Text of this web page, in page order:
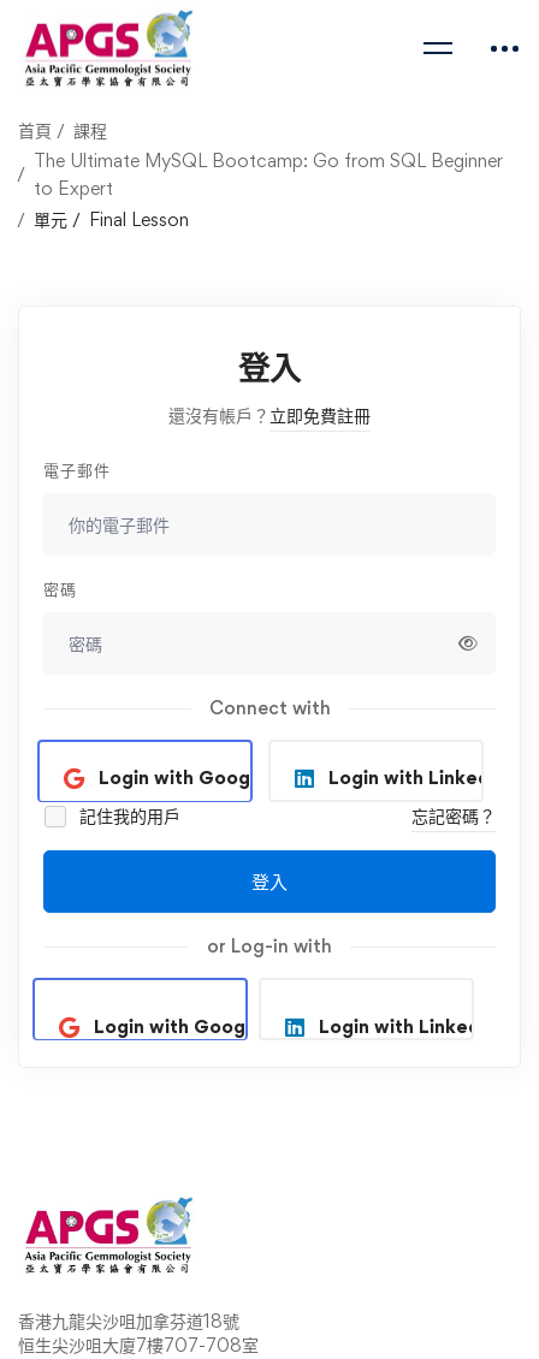
首頁
課程
The Ultimate MySQL Bootcamp: Go from SQL Beginner
to Expert
單元
Final Lesson
登入
還沒有帳戶？ 立即免費註冊
電子郵件
密碼
Connect with
Login with Google
Login with Linkedin
記住我的用戶
忘記密碼？
登入
or Log-in with
Login with Google Login with Linkedin
香港九龍尖沙咀加拿芬道18號
恒生尖沙咀大廈7樓707-708室